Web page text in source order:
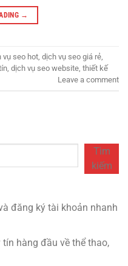
→
vụ seo hot dịch vụ seo giá rẻ
dịch vụ seo website thiết kế
Leave a comment
Tìm
kiếm
đăng ký tài khoản nhanh
hàng đầu về thể thao,